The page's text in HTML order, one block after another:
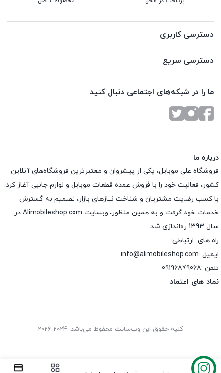
دسترسی کاربری
دسترسی سریع
ما را در شبکه‌های اجتماعی دنبال کنید
درباره ما
فروشگاه علی موبایل، یکی از پیشروان و معتبرترین فروشگاه‌های آنلاین
کشور، فعالیت خود را با فروش عمده قطعات موبایل و لوازم جانبی آغاز کرد.
با کسب رضایت مشتریان و شناخت نیازهای بازار، تصمیم به گسترش
خدمات خود گرفت و به همین منظور، وبسایت Alimobileshop.com در
سال 1393 راه‌اندازی شد.
راه های ارتباطی:
ایمیل :info@alimobileshop.com
تلفن :09196879068
نماد های اعتماد
کلیه حقوق این وب‌سایت محفوظ می‌باشد. 2024-2026